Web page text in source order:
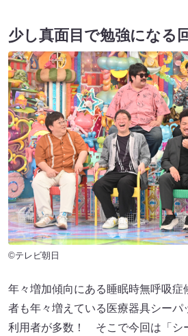
少し真面目で勉強になる
©テレビ朝日
年々増加傾向にある睡眠時無呼吸症
者も年々増えている医療器具シーパ
利用者が多数！ そこで今回は「シ